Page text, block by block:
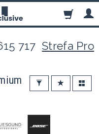
717Strefa Pro